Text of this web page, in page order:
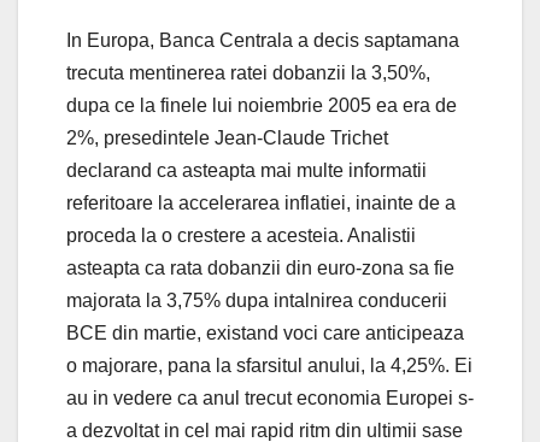
In Europa, Banca Centrala a decis saptamana
trecuta mentinerea ratei dobanzii la 3,50%,
dupa ce la finele lui noiembrie 2005 ea era de
2%, presedintele Jean-Claude Trichet
declarand ca asteapta mai multe informatii
referitoare la accelerarea inflatiei, inainte de a
proceda la o crestere a acesteia. Analistii
asteapta ca rata dobanzii din euro-zona sa fie
majorata la 3,75% dupa intalnirea conducerii
BCE din martie, existand voci care anticipeaza
o majorare, pana la sfarsitul anului, la 4,25%. Ei
au in vedere ca anul trecut economia Europei s-
a dezvoltat in cel mai rapid ritm din ultimii sase